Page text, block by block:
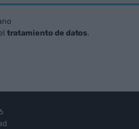
tratamiento de datos.